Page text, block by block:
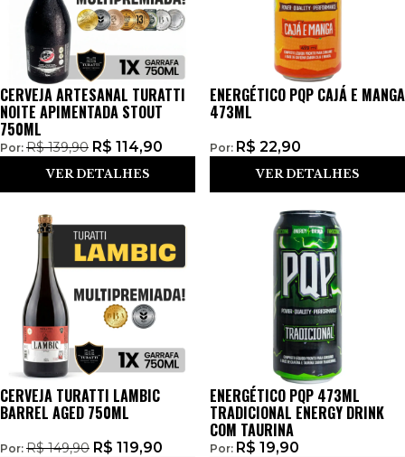
CERVEJA ARTESANAL TURATTI
NOITE APIMENTADA STOUT
750ML
Por: R$139,90 R$ 114,90
VER DETALHES
ENERGÉTICO PQP CAJÁ E MANGA
473ML
Por: R$ 22,90
VER DETALHES
CERVEJA TURATTI LAMBIC
BARREL AGED 750ML
Por: R$149,90 R$ 119,90
ENERGÉTICO PQP 473ML
TRADICIONAL ENERGY DRINK
COM TAURINA
Por: R$ 19,90